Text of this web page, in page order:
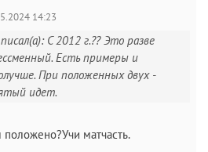
14:23
С 2012 г.?? Это разве
Есть примеры и
При положенных двух -
идет.
положено?Учи матчасть.